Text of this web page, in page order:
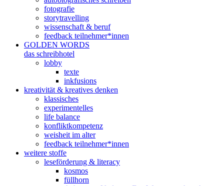
fotografie
storytravelling
wissenschaft & beruf
feedback teilnehmer*innen
GOLDEN WORDS
das schreibhotel
lobby
texte
inkfusions
kreativität & kreatives denken
klassisches
experimentelles
life balance
konfliktkompetenz
weisheit im alter
feedback teilnehmer*innen
weitere stoffe
leseförderung & literacy
kosmos
füllhorn